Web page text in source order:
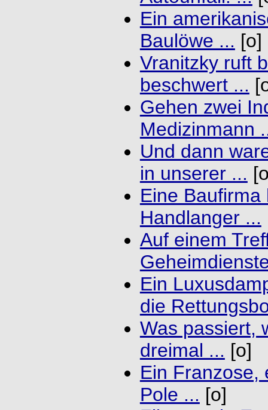
Ein
Baulöwe ... [o]
Vranitzky ruft
beschwert ...
Gehen zwei
Medizinmann
Und dann
in unserer ...
Eine
Handlanger ...
Auf einem
Ein
die
Was passiert,
dreimal ... [o]
Ein Franzose,
Pole ... [o]